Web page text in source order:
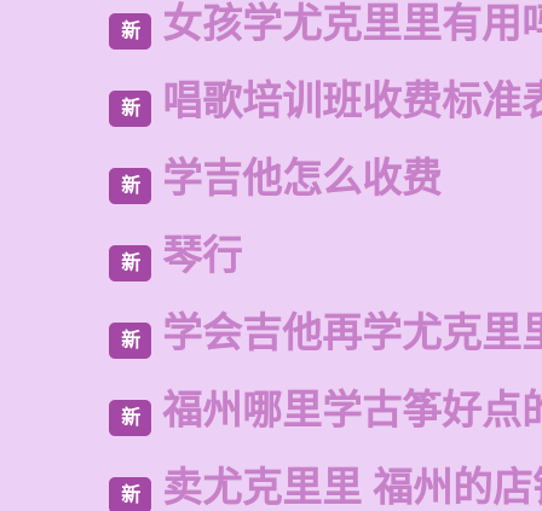
新 女孩学尤克里里有用
新 唱歌培训班收费标准
新 学吉他怎么收费
新 琴行
新 学会吉他再学尤克里
新 福州哪里学古筝好点
新 卖尤克里里 福州的